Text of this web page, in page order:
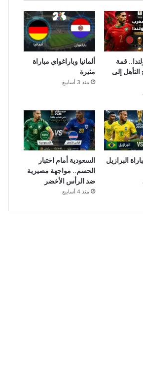
قمة
إلى
ألمانيا وباراغواي مباراة
مثيرة
منذ 3 أسابيع
البرازيل
السعودية أمام اختبار
الحسم.. مواجهة مصيرية
ضد الرأس الأخضر
منذ 4 أسابيع